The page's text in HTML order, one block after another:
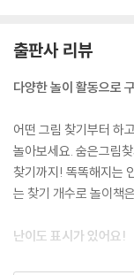
출판사 리뷰
다양한 놀이 활동으로
어떤 그림 찾기부터 하
놀아보세요. 숨은그림
찾기까지! 똑똑해지는
는 찾기 개수로 놀이책
난이도 표시가 있어요!